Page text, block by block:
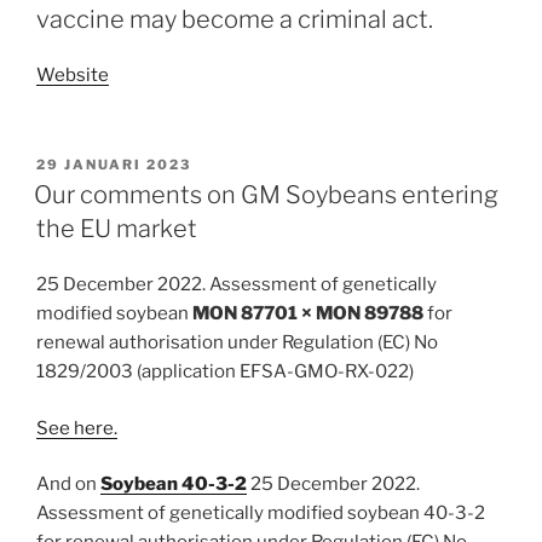
vaccine may become a criminal act.
Website
GEPLAATST
OP
29 JANUARI 2023
Our comments on GM Soybeans entering
the EU market
25 December 2022. Assessment of genetically
modified soybean MON 87701 × MON 89788for
renewal authorisation under Regulation (EC) No
1829/2003 (application EFSA-GMO-RX-022)
See here.
And on Soybean 40-3-225 December 2022.
Assessment of genetically modified soybean 40-3-2